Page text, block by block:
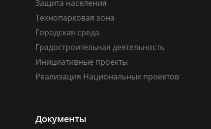
Защита населения
Технопарковая зона
Городская среда
Градостроительная деятельность
Инициативные проекты
Реализация Национальных проектов
Документы